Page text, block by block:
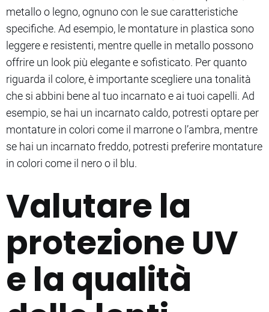
metallo o legno, ognuno con le sue caratteristiche
specifiche. Ad esempio, le montature in plastica sono
leggere e resistenti, mentre quelle in metallo possono
offrire un look più elegante e sofisticato. Per quanto
riguarda il colore, è importante scegliere una tonalità
che si abbini bene al tuo incarnato e ai tuoi capelli. Ad
esempio, se hai un incarnato caldo, potresti optare per
montature in colori come il marrone o l’ambra, mentre
se hai un incarnato freddo, potresti preferire montature
in colori come il nero o il blu.
Valutare la
protezione UV
e la qualità